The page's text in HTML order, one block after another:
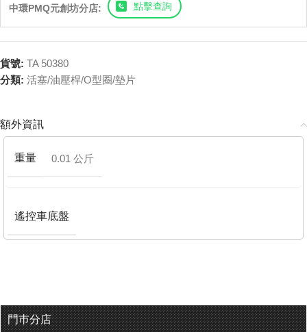
中環PMQ元創坊分店: 點擊查詢
貨號: TA 50380
分類: 活塞/油壓桿/O型圈/墊片
額外資訊
重量 0.01 公斤
遙控車底盤
門巿分店